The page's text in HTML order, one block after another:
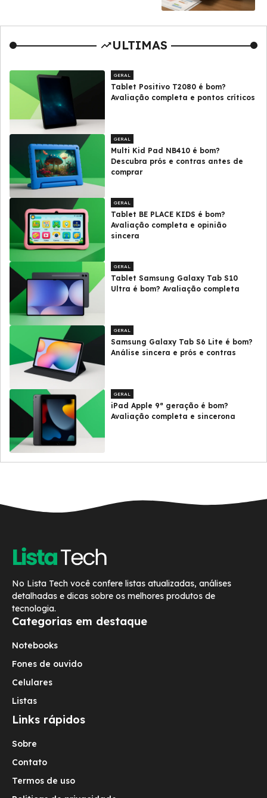
ULTIMAS
GERAL
Tablet Positivo T2080 é bom?
Avaliação completa e pontos críticos
GERAL
Multi Kid Pad NB410 é bom?
Descubra prós e contras antes de
comprar
GERAL
Tablet BE PLACE KIDS é bom?
Avaliação completa e opinião
sincera
GERAL
Tablet Samsung Galaxy Tab S10
Ultra é bom? Avaliação completa
GERAL
Samsung Galaxy Tab S6 Lite é bom?
Análise sincera e prós e contras
GERAL
iPad Apple 9ª geração é bom?
Avaliação completa e sincerona
No Lista Tech você confere listas atualizadas, análises
detalhadas e dicas sobre os melhores produtos de
tecnologia.
Categorias em destaque
Notebooks
Fones de ouvido
Celulares
Listas
Links rápidos
Sobre
Contato
Termos de uso